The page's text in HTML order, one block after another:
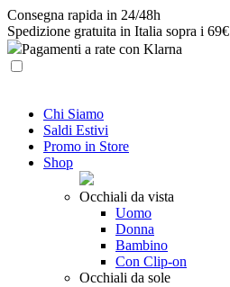
Skip
to
content
Consegna rapida in 24/48h
Spedizione gratuita in Italia sopra i 69€
Pagamenti a rate con Klarna
Chi Siamo
Saldi Estivi
Promo in Store
Shop
Occhiali da vista
Uomo
Donna
Bambino
Con Clip-on
Occhiali da sole